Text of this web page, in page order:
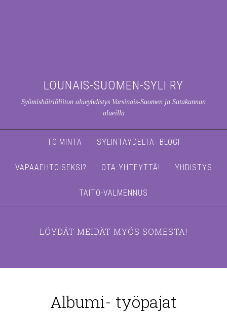
LOUNAIS-SUOMEN-SYLI RY
Syömishäiriöliiton alueyhdistys Varsinais-Suomen ja Satakunnan
alueilla
TOIMINTA SYLINTÄYDELTÄ- BLOGI
VAPAAEHTOISEKSI? OTA YHTEYTTÄ! YHDISTYS
TAITO-VALMENNUS
LÖYDÄT MEIDÄT MYÖS SOMESTA!
Albumi- työpajat